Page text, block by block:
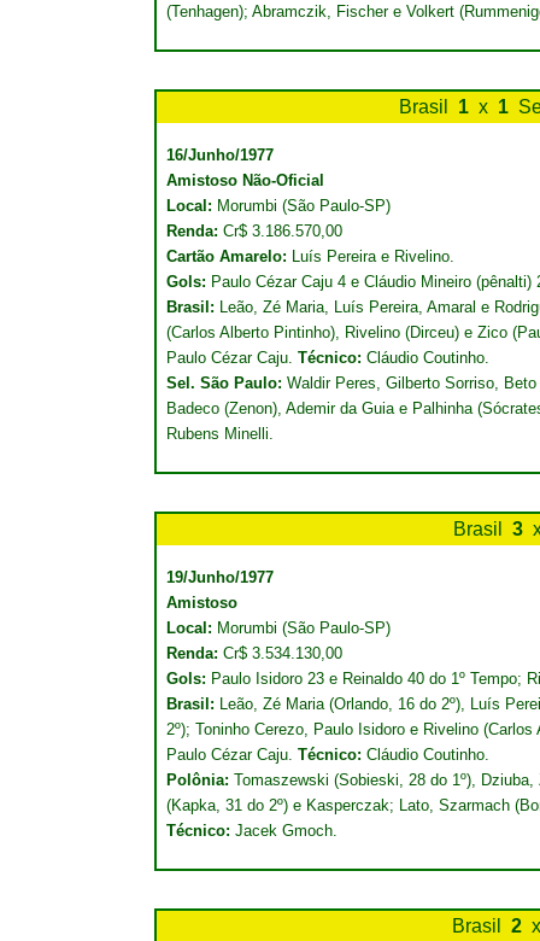
(Tenhagen); Abramczik, Fischer e Volkert
Brasil 1 x 1
16/Junho/1977
Amistoso Não-Oficial
Local: Morumbi (São Paulo-SP)
Renda: Cr$ 3.186.570,00
Cartão Amarelo: Luís Pereira e Rivelino.
Gols: Paulo Cézar Caju 4 e Cláudio Mineiro (pênalti)
Brasil: Leão, Zé Maria, Luís Pereira, Amaral e
(Carlos Alberto Pintinho), Rivelino (Dirceu) e Zico
Paulo Cézar Caju. Técnico: Cláudio Coutinho.
Sel. São Paulo: Waldir Peres, Gilberto Sorriso,
Badeco (Zenon), Ademir da Guia e Palhinha
Rubens Minelli.
Brasil 3
19/Junho/1977
Amistoso
Local: Morumbi (São Paulo-SP)
Renda: Cr$ 3.534.130,00
Gols: Paulo Isidoro 23 e Reinaldo 40 do 1º Tempo;
Brasil: Leão, Zé Maria (Orlando, 16 do 2º), Luís
2º); Toninho Cerezo, Paulo Isidoro e Rivelino
Paulo Cézar Caju. Técnico: Cláudio Coutinho.
Polônia: Tomaszewski (Sobieski, 28 do 1º),
(Kapka, 31 do 2º) e Kasperczak; Lato, Szarmach
Técnico: Jacek Gmoch.
Brasil 2 x